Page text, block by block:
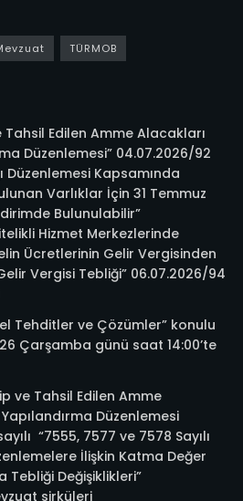
TÜRMOB
Edilen Amme Alacakları
Düzenlemesi” 04.07.2026/92
Düzenlemesi Kapsamında
Varlıklar İçin 31 Temmuz
Bulunulabilir”
Hizmet Merkezlerinde
Ücretlerinin Gelir Vergisinden
Vergisi Tebliği” 06.07.2026/94
Tehditler ve Çözümler” konulu
Çarşamba günü saat 14:00’te
ve Tahsil Edilen Amme
Düzenlemesi
“7555, 7577 ve 7578 Sayılı
İlişkin Katma Değer
Tebliği Değişiklikleri”
sirküleri